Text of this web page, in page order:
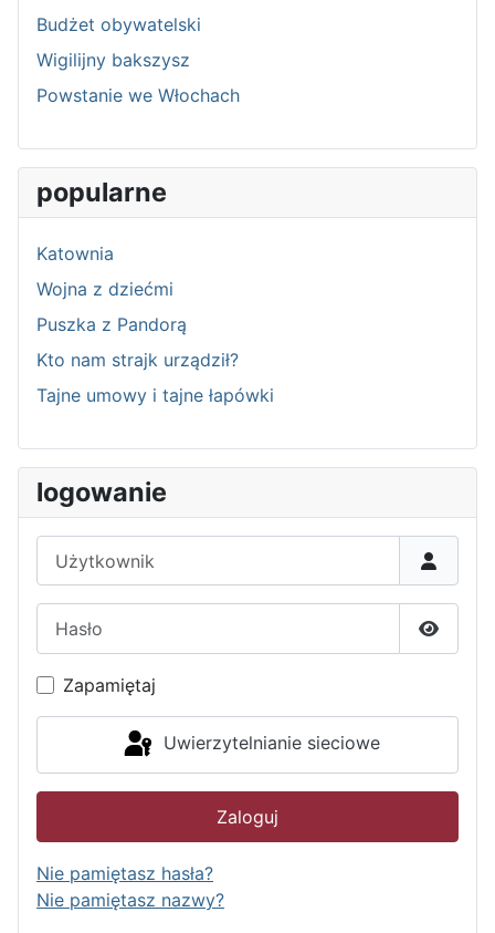
Budżet obywatelski
Wigilijny bakszysz
Powstanie we Włochach
popularne
Katownia
Wojna z dziećmi
Puszka z Pandorą
Kto nam strajk urządził?
Tajne umowy i tajne łapówki
logowanie
Pokaż
Zapamiętaj
Uwierzytelnianie sieciowe
Zaloguj
Nie pamiętasz hasła?
Nie pamiętasz nazwy?